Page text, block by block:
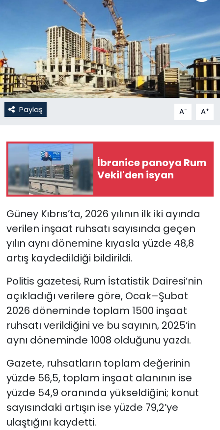
Paylaş A- A+
İbranice panoya Rum
Vekil'den isyan
Güney Kıbrıs’ta, 2026 yılının ilk iki ayında
verilen inşaat ruhsatı sayısında geçen
yılın aynı dönemine kıyasla yüzde 48,8
artış kaydedildiği bildirildi.
Politis gazetesi, Rum İstatistik Dairesi’nin
açıkladığı verilere göre, Ocak–Şubat
2026 döneminde toplam 1500 inşaat
ruhsatı verildiğini ve bu sayının, 2025’in
aynı döneminde 1008 olduğunu yazdı.
Gazete, ruhsatların toplam değerinin
yüzde 56,5, toplam inşaat alanının ise
yüzde 54,9 oranında yükseldiğini; konut
sayısındaki artışın ise yüzde 79,2’ye
ulaştığını kaydetti.
KKTC YEREL SEÇİM 2018
Kültür Sanat
Magazin
Moda
Nöbetçi Eczaneler
Otomobil Dünyası
Politika
SAĞLIK
Spor
Teknoloji
Video Galeri
YAŞAM
Yazarlar